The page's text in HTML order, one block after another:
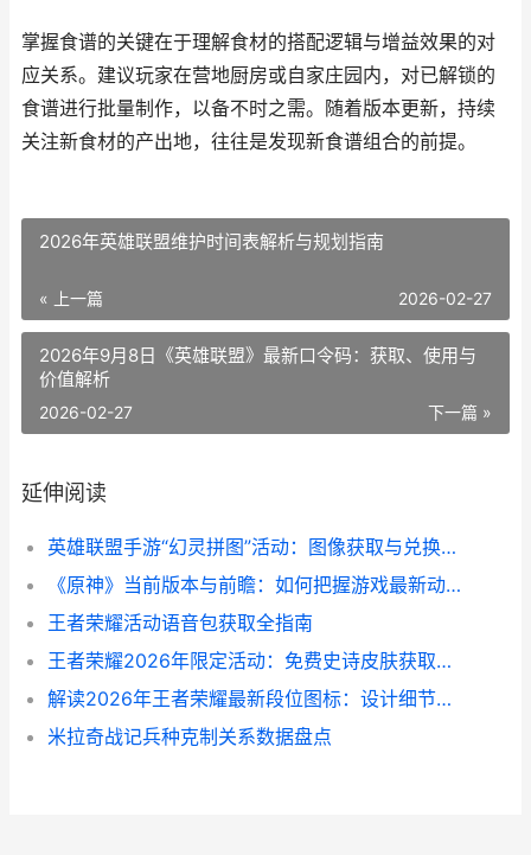
掌握食谱的关键在于理解食材的搭配逻辑与增益效果的对
应关系。建议玩家在营地厨房或自家庄园内，对已解锁的
食谱进行批量制作，以备不时之需。随着版本更新，持续
关注新食材的产出地，往往是发现新食谱组合的前提。
2026年英雄联盟维护时间表解析与规划指南
« 上一篇 2026-02-27
2026年9月8日《英雄联盟》最新口令码：获取、使用与
价值解析
下一篇 »
2026-02-27
延伸阅读
英雄联盟手游“幻灵拼图”活动：图像获取与兑换全解析
《原神》当前版本与前瞻：如何把握游戏最新动态
王者荣耀活动语音包获取全指南
王者荣耀2026年限定活动：免费史诗皮肤获取全解析
解读2026年王者荣耀最新段位图标：设计细节与实战意义
米拉奇战记兵种克制关系数据盘点